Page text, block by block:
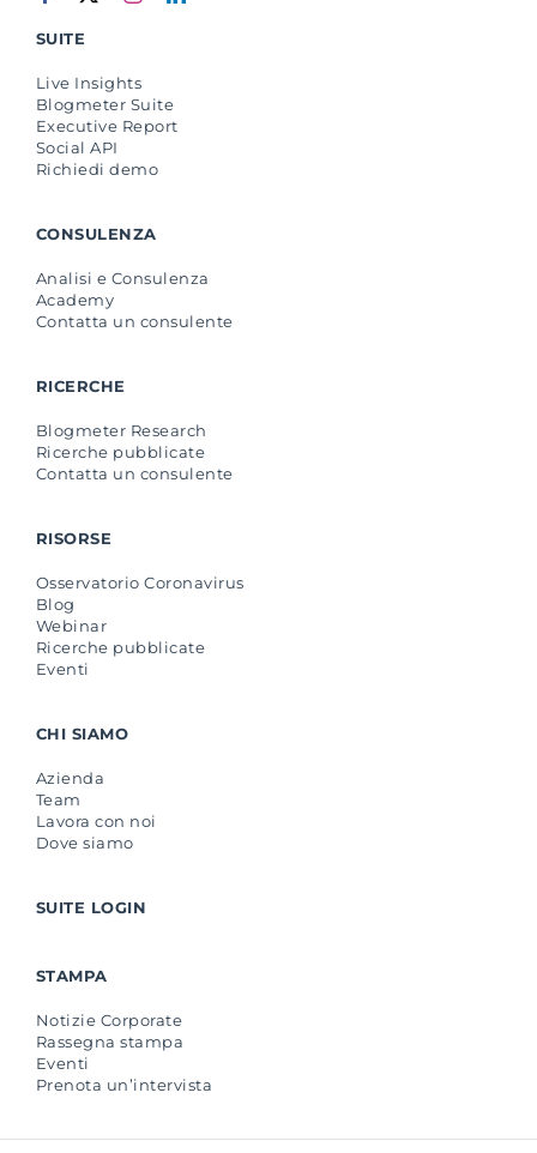
SUITE
Live Insights
Blogmeter Suite
Executive Report
Social API
Richiedi demo
CONSULENZA
Analisi e Consulenza
Academy
Contatta un consulente
RICERCHE
Blogmeter Research
Ricerche pubblicate
Contatta un consulente
RISORSE
Osservatorio Coronavirus
Blog
Webinar
Ricerche pubblicate
Eventi
CHI SIAMO
Azienda
Team
Lavora con noi
Dove siamo
SUITE LOGIN
STAMPA
Notizie Corporate
Rassegna stampa
Eventi
Prenota un’intervista